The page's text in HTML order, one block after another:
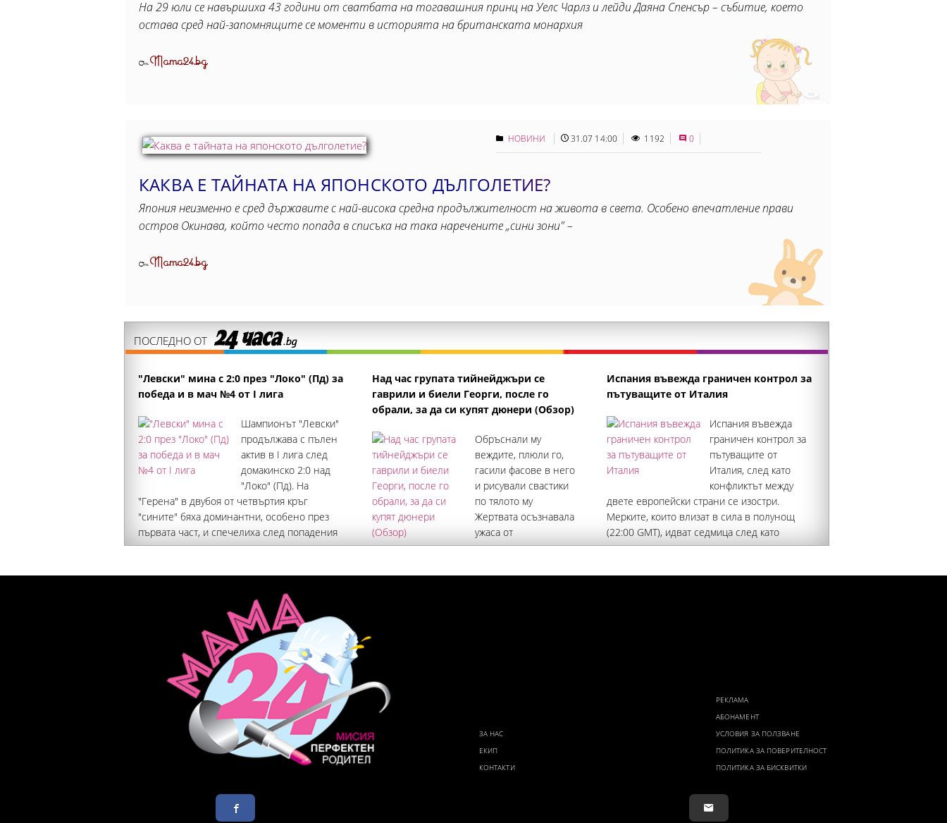
На 29 юли се навършиха 43 години от сватбата на тогавашния принц на Уелс Чарлз и лейди Даяна Спенсър – събитие, което
остава сред най-запомнящите се моменти в историята на британската монархия
ОтMama24.bg
НОВИНИ 31.07 14:00 1192 0
КАКВА Е ТАЙНАТА НА ЯПОНСКОТО ДЪЛГОЛЕТИЕ?
Япония неизменно е сред държавите с най-висока средна продължителност на живота в света. Особено впечатление прави
остров Окинава, който често попада в списъка на така наречените „сини зони" –
ОтMama24.bg
ПОСЛЕДНО ОТ
"Левски" мина с 2:0 през "Локо" (Пд) за
победа и в мач №4 от I лига
Шампионът "Левски"
продължава с пълен
актив в I лига след
домакинско 2:0 над
"Локо" (Пд). На
"Герена" в двубоя от четвъртия кръг
"сините" бяха доминантни, особено през
първата част, и спечелиха след попадения
на анголеца Давид Кусо (6, дебютно за него
(90+4, 4-о за бразилеца)
Над час групата тийнейджъри се
гаврили и биели Георги, после го
обрали, за да си купят дюнери (Обзор)
Обръснали му
веждите, плюли го,
гасили фасове в него
и рисували свастики
по тялото му
Жертвата осъзнавала
ужаса от
неизбежната смърт и
продължил жестокият побой, придружен с
Испания въвежда граничен контрол за
пътуващите от Италия
Испания въвежда
граничен контрол за
пътуващите от
Италия, след като
конфликтът между
двете европейски страни се изостри.
Мерките, които влизат в сила в полунощ
(22:00 GMT), идват седмица след като
Италия въведе подобни ограничения след
съседно Мароко в испанския ексклав Сеута,
ЗА НАС
ЕКИП
КОНТАКТИ
РЕКЛАМА
АБОНАМЕНТ
УСЛОВИЯ ЗА ПОЛЗВАНЕ
ПОЛИТИКА ЗА ПОВЕРИТЕЛНОСТ
ПОЛИТИКА ЗА БИСКВИТКИ